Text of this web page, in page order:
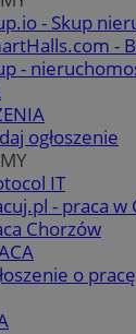
- Skup
-
-
ogłoszenie
IT
- praca w
Chorzów
o pracę